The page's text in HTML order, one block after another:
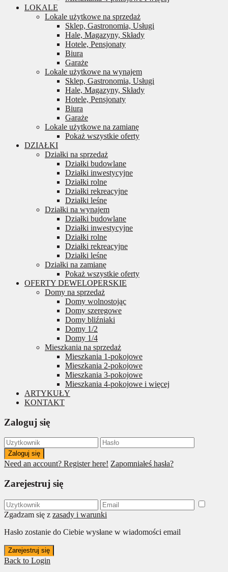
LOKALE
Lokale użytkowe na sprzedaż
Sklep, Gastronomia, Usługi
Hale, Magazyny, Składy
Hotele, Pensjonaty
Biura
Garaże
Lokale użytkowe na wynajem
Sklep, Gastronomia, Usługi
Hale, Magazyny, Składy
Hotele, Pensjonaty
Biura
Garaże
Lokale użytkowe na zamianę
Pokaż wszystkie oferty
DZIAŁKI
Działki na sprzedaż
Działki budowlane
Działki inwestycyjne
Działki rolne
Działki rekreacyjne
Działki leśne
Działki na wynajem
Działki budowlane
Działki inwestycyjne
Działki rolne
Działki rekreacyjne
Działki leśne
Działki na zamianę
Pokaż wszystkie oferty
OFERTY DEWELOPERSKIE
Domy na sprzedaż
Domy wolnostojąc
Domy szeregowe
Domy bliźniaki
Domy 1/2
Domy 1/4
Mieszkania na sprzedaż
Mieszkania 1-pokojowe
Mieszkania 2-pokojowe
Mieszkania 3-pokojowe
Mieszkania 4-pokojowe i więcej
ARTYKUŁY
KONTAKT
Zaloguj się
Zaloguj się
Need an account? Register here! Zapomniałeś hasła?
Zarejestruj się
Zgadzam się z zasady i warunki
Hasło zostanie do Ciebie wysłane w wiadomości email
Zarejestruj się
Back to Login